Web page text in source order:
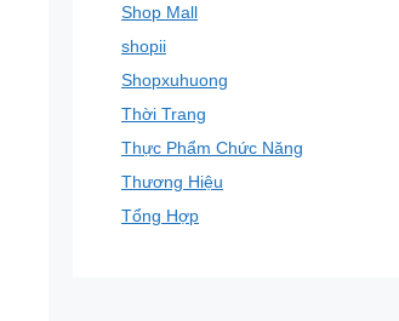
Shop Mall
shopii
Shopxuhuong
Thời Trang
Thực Phẩm Chức Năng
Thương Hiệu
Tổng Hợp